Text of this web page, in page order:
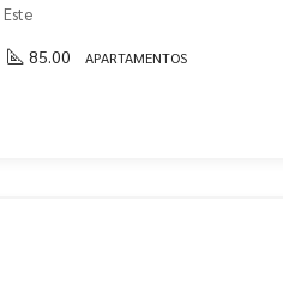
85.00 APARTAMENTOS